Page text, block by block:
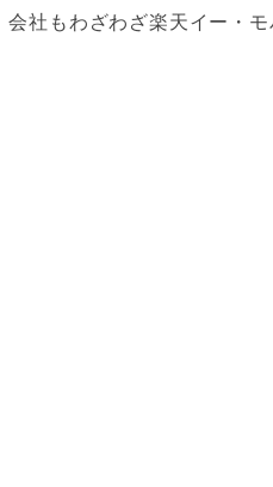
社もわざわざ楽天イー・